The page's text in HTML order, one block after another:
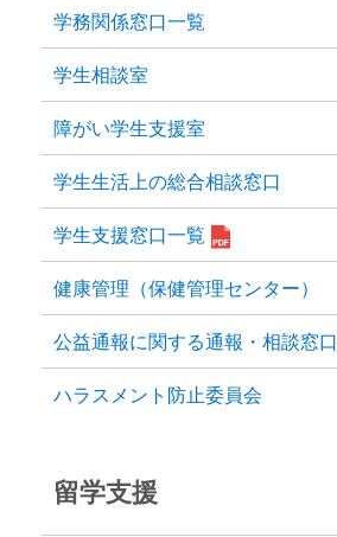
学務関係窓口一覧
学生相談室
障がい学生支援室
学生生活上の総合相談窓口
学生支援窓口一覧
健康管理（保健管理センター）
公益通報に関する通報・相談窓口
ハラスメント防止委員会
留学支援